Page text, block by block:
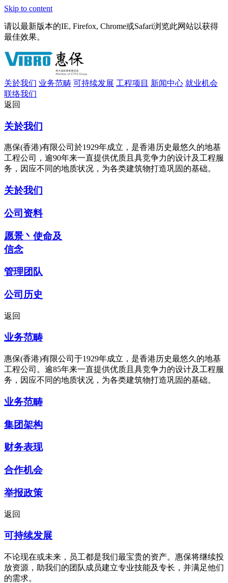
Skip to content
请以最新版本的IE, Firefox, Chrome或Safari浏览此网站以获得
最佳效果。
关於我们 业务范畴 可持续发展 工程项目 新闻中心 就业机会
联络我们
返回
关於我们
惠保(香港)有限公司於1929年成立，是香港历史最悠久的地基
工程公司，逾90年来一直提供优质且具竞争力的设计及工程服
务，因应不同的地质状况，为各类建筑物打造巩固的基础。
关於我们
公司资料
愿景丶使命及
信念
管理团队
公司历史
返回
业务范畴
惠保(香港)有限公司于1929年成立，是香港历史最悠久的地基
工程公司。逾85年来一直提供优质且具竞争力的设计及工程服
务，因应不同的地质状况，为各类建筑物打造巩固的基础。
业务范畴
集团架构
财务表现
合作机会
举报政策
返回
可持续发展
不论现在或未来，员工都是我们最宝贵的资产。惠保将继续投
放资源，助我们的团队成员建立专业技能及专长，并满足他们
的需求。